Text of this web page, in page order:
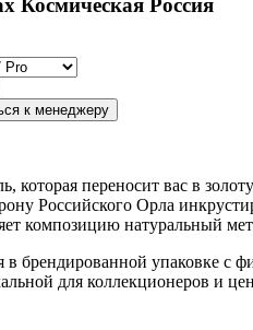
к менеджеру
которая переносит вас в
Российского Орла
композицию натуральный
в брендированной упаковке с
для коллекционеров и